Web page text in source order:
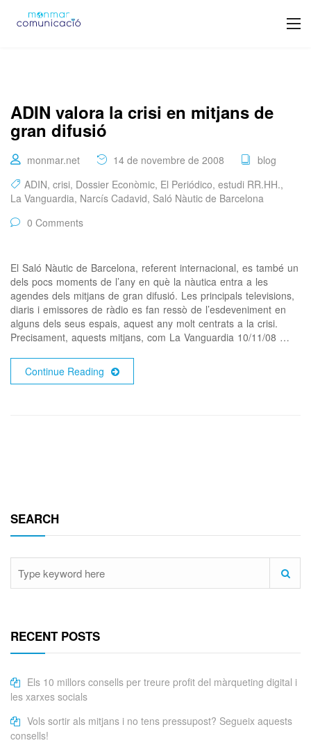
ADIN valora la crisi en mitjans de
gran difusió
monmar.net 14 de novembre de 2008
blog
ADIN, crisi, Dossier Econòmic, El Periódico, estudi RR.HH.,
La Vanguardia, Narcís Cadavid, Saló Nàutic de Barcelona
0 Comments
El Saló Nàutic de Barcelona, referent internacional, es també un
dels pocs moments de l’any en què la nàutica entra a les
agendes dels mitjans de gran difusió. Les principals televisions,
diaris i emissores de ràdio es fan ressò de l’esdeveniment en
alguns dels seus espais, aquest any molt centrats a la crisi.
Precisament, aquests mitjans, com La Vanguardia 10/11/08 …
Continue Reading
SEARCH
RECENT POSTS
Els 10 millors consells per treure profit del màrqueting digital i
les xarxes socials
Vols sortir als mitjans i no tens pressupost? Segueix aquests
consells!